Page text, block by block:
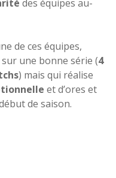
des équipes au-
de ces équipes,
une bonne série (4
) mais qui réalise
et d’ores et
de saison.